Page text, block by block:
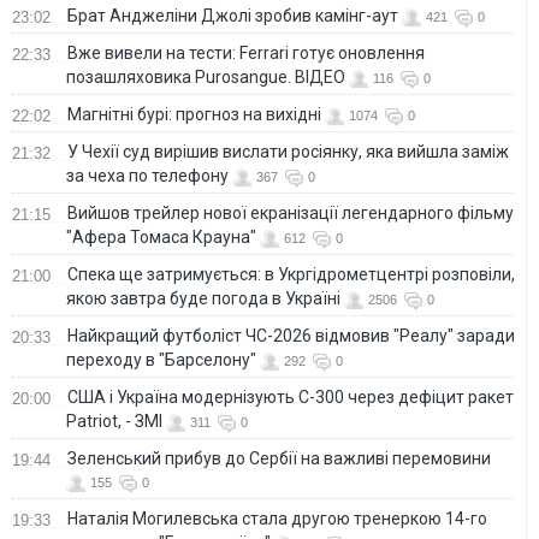
23:02 Брат Анджеліни Джолі зробив камінг-аут 421 0
22:33
Вже вивели на тести: Ferrari готує оновлення
позашляховика Purosangue. ВІДЕО
116 0
22:02 Магнітні бурі: прогноз на вихідні 1074 0
21:32
У Чехії суд вирішив вислати росіянку, яка вийшла заміж
за чеха по телефону
367 0
21:15
Вийшов трейлер нової екранізації легендарного фільму
"Афера Томаса Крауна"
612 0
21:00
Спека ще затримується: в Укргідрометцентрі розповіли,
якою завтра буде погода в Україні
2506 0
20:33
Найкращий футболіст ЧС-2026 відмовив "Реалу" заради
переходу в "Барселону"
292 0
20:00
США і Україна модернізують С-300 через дефіцит ракет
Patriot, - ЗМІ
311 0
19:44 Зеленський прибув до Сербії на важливі перемовини
155 0
19:33
Наталія Могилевська стала другою тренеркою 14-го